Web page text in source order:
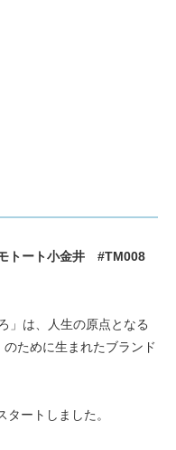
トート小金井 #TM008
」は、人生の原点となる
ために生まれたブランド
タートしました。